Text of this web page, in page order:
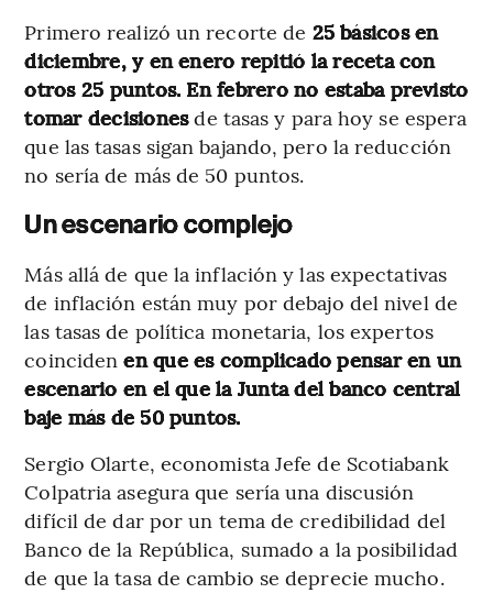
Primero realizó un recorte de 25 básicos en
diciembre, y en enero repitió la receta con
otros 25 puntos. En febrero no estaba previsto
tomar decisionesde tasas y para hoy se espera
que las tasas sigan bajando, pero la reducción
no sería de más de 50 puntos.
Un escenario complejo
Más allá de que la inflación y las expectativas
de inflación están muy por debajo del nivel de
las tasas de política monetaria, los expertos
coincidenen que es complicado pensar en un
escenario en el que la Junta del banco central
baje más de 50 puntos.
Sergio Olarte, economista Jefe de Scotiabank
Colpatria asegura que sería una discusión
difícil de dar por un tema de credibilidad del
Banco de la República, sumado a la posibilidad
de que la tasa de cambio se deprecie mucho.